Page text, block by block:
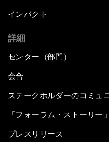
インパクト
詳細
センター（部門）
会合
ステークホルダーのコミュ
「フォーラム・ストーリー」
プレスリリース